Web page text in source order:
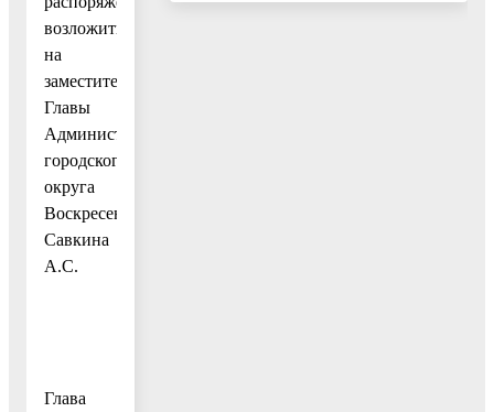
возложить
на
заместителя
Главы
Администрации
городского
округа
Воскресенск
Савкина
А.С.
Глава